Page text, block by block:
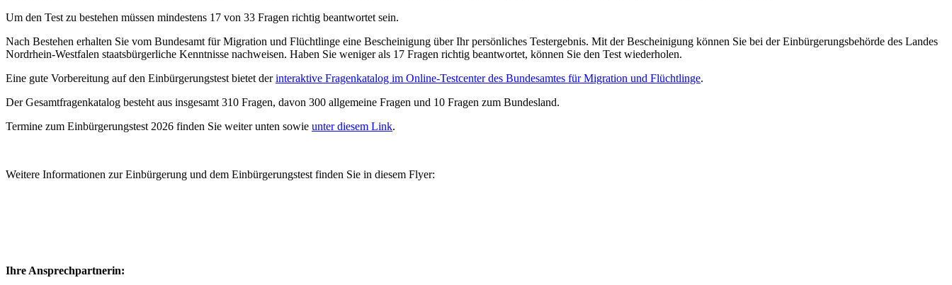
Um den Test zu bestehen müssen mindestens 17 von 33 Fragen richtig beantwortet sein.
Nach Bestehen erhalten Sie vom Bundesamt für Migration und Flüchtlinge eine Bescheinigung über Ihr persönliches Testergebnis. Mit der Bescheinigung können Sie bei der Einbürgerungsbehörde des Landes
Nordrhein-Westfalen staatsbürgerliche Kenntnisse nachweisen. Haben Sie weniger als 17 Fragen richtig beantwortet, können Sie den Test wiederholen.
Eine gute Vorbereitung auf den Einbürgerungstest bietet derinteraktive Fragenkatalog im Online-Testcenter des Bundesamtes für Migration und Flüchtlinge.
Der Gesamtfragenkatalog besteht aus insgesamt 310 Fragen, davon 300 allgemeine Fragen und 10 Fragen zum Bundesland.
Termine zum Einbürgerungstest 2026 finden Sie weiter unten sowie unter diesem Link.
Weitere Informationen zur Einbürgerung und dem Einbürgerungstest finden Sie in diesem Flyer:
Ihre Ansprechpartnerin: